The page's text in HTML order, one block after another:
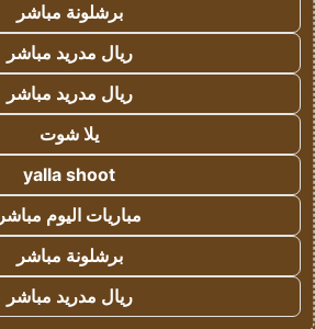
برشلونة مباشر
ريال مدريد مباشر
ريال مدريد مباشر
يلا شوت
yalla shoot
مباريات اليوم مباشر
برشلونة مباشر
ريال مدريد مباشر